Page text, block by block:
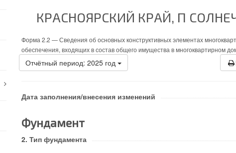
КРАСНОЯРСКИЙ КРАЙ, П
Форма 2.2 —Сведения об основных конструктивных элементах
обеспечения, входящих в состав общего имущества в многоквартирном
Отчётный период: 2025 год
Дата заполнения/внесения изменений
Фундамент
Тип фундамента